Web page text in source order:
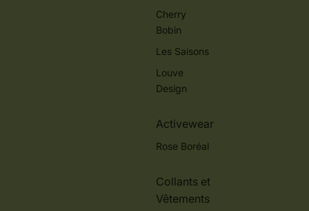
Cherry
Bobin
Les Saisons
Louve
Design
Activewear
Rose Boréal
Collants et
Vêtements